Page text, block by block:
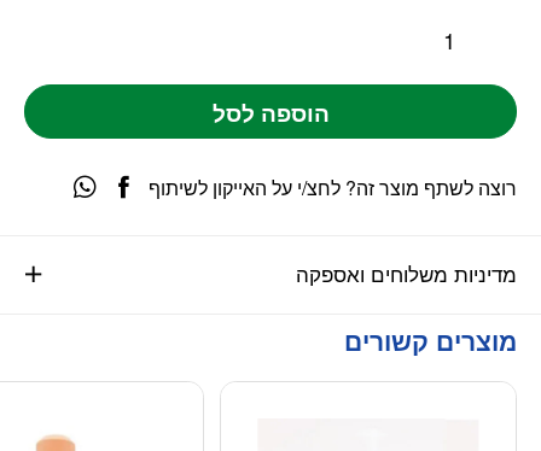
הוספה לסל
מדיניות משלוחים ואספקה
רוצה לשתף מוצר זה? לחצ/י על האייקון לשיתוף
מוצרים קשורים